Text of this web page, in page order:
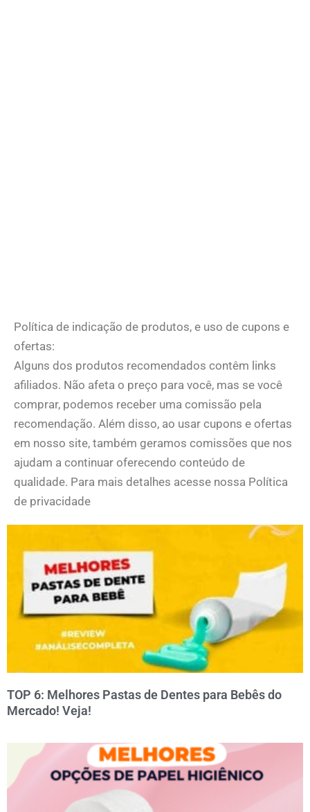
Política de indicação de produtos, e uso de cupons e
ofertas:
Alguns dos produtos recomendados contêm links
afiliados. Não afeta o preço para você, mas se você
comprar, podemos receber uma comissão pela
recomendação. Além disso, ao usar cupons e ofertas
em nosso site, também geramos comissões que nos
ajudam a continuar oferecendo conteúdo de
qualidade. Para mais detalhes acesse nossa Política
de privacidade
TOP 6: Melhores Pastas de Dentes para Bebês do
Mercado! Veja!